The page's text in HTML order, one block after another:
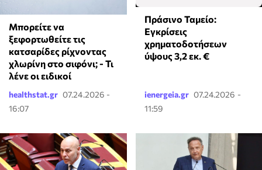
Μπορείτε να
ξεφορτωθείτε τις
κατσαρίδες ρίχνοντας
χλωρίνη στο σιφόνι; - Τι
λένε οι ειδικοί
healthstat.gr 07.24.2026 -
16:07
Πράσινο Ταμείο:
Εγκρίσεις
χρηματοδοτήσεων
ύψους 3,2 εκ. €
ienergeia.gr 07.24.2026 -
11:59